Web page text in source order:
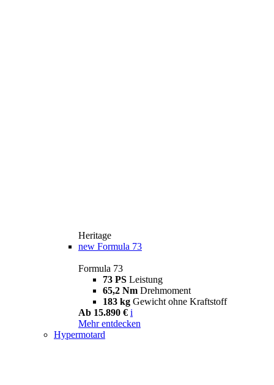
Heritage
new Formula 73
Formula 73
73 PS Leistung
65,2 Nm Drehmoment
183 kg Gewicht ohne Kraftstoff
Ab 15.890 € i
Mehr entdecken
Hypermotard